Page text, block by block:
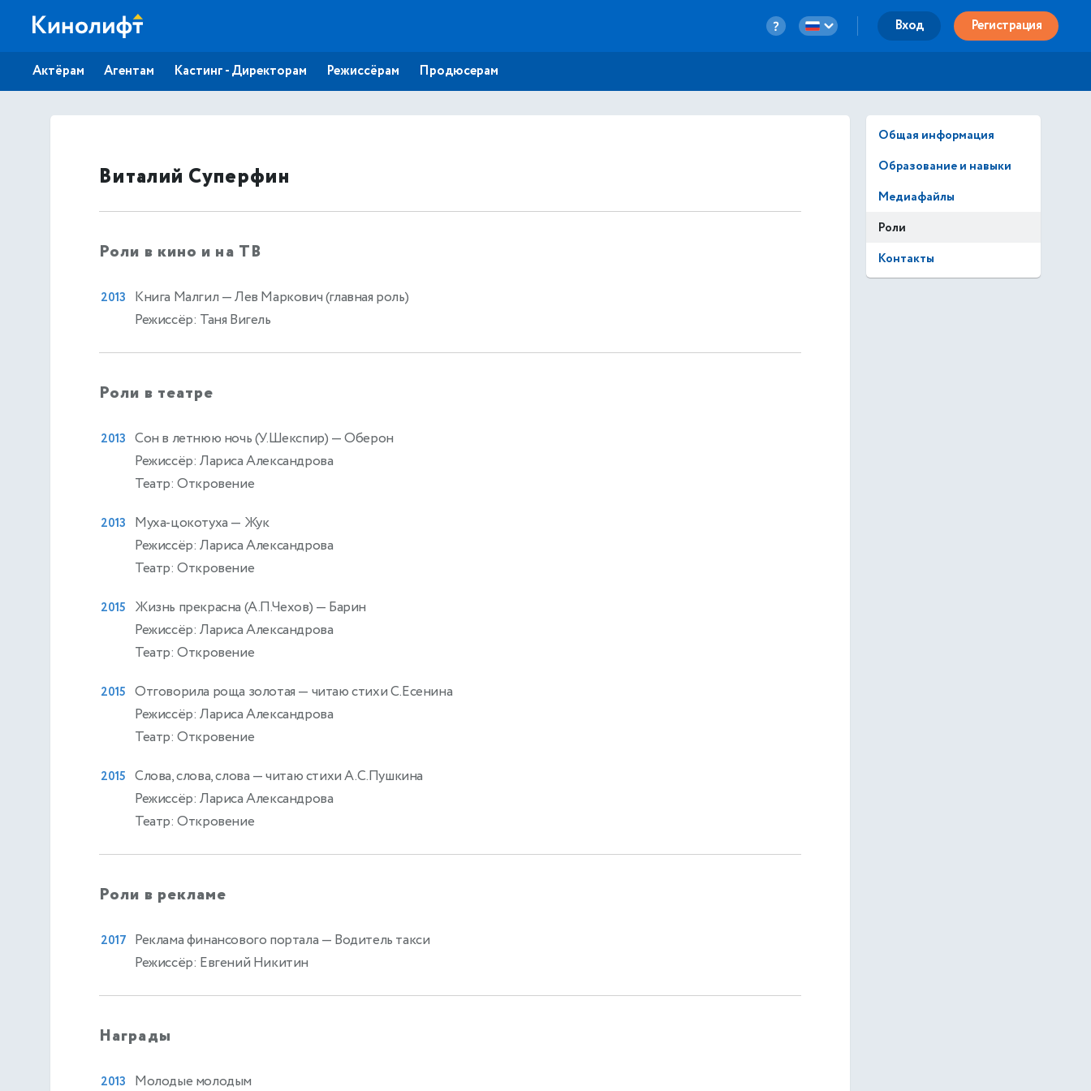
Вход Регистрация
Актёрам Агентам Кастинг - Директорам Режиссёрам Продюсерам
Виталий Суперфин
Роли в кино и на ТВ
2013 Книга Малгил — Лев Маркович (главная роль)
Режиссёр: Таня Вигель
Роли в театре
2013 Сон в летнюю ночь (У.Шекспир) — Оберон
Режиссёр: Лариса Александрова
Театр: Откровение
2013 Муха-цокотуха — Жук
Режиссёр: Лариса Александрова
Театр: Откровение
2015 Жизнь прекрасна (А.П.Чехов) — Барин
Режиссёр: Лариса Александрова
Театр: Откровение
2015 Отговорила роща золотая — читаю стихи С.Есенина
Режиссёр: Лариса Александрова
Театр: Откровение
2015 Слова, слова, слова — читаю стихи А.С.Пушкина
Режиссёр: Лариса Александрова
Театр: Откровение
Роли в рекламе
2017 Реклама финансового портала — Водитель такси
Режиссёр: Евгений Никитин
Награды
2013 Молодые молодым
Общая информация
Образование и навыки
Медиафайлы
Роли
Контакты